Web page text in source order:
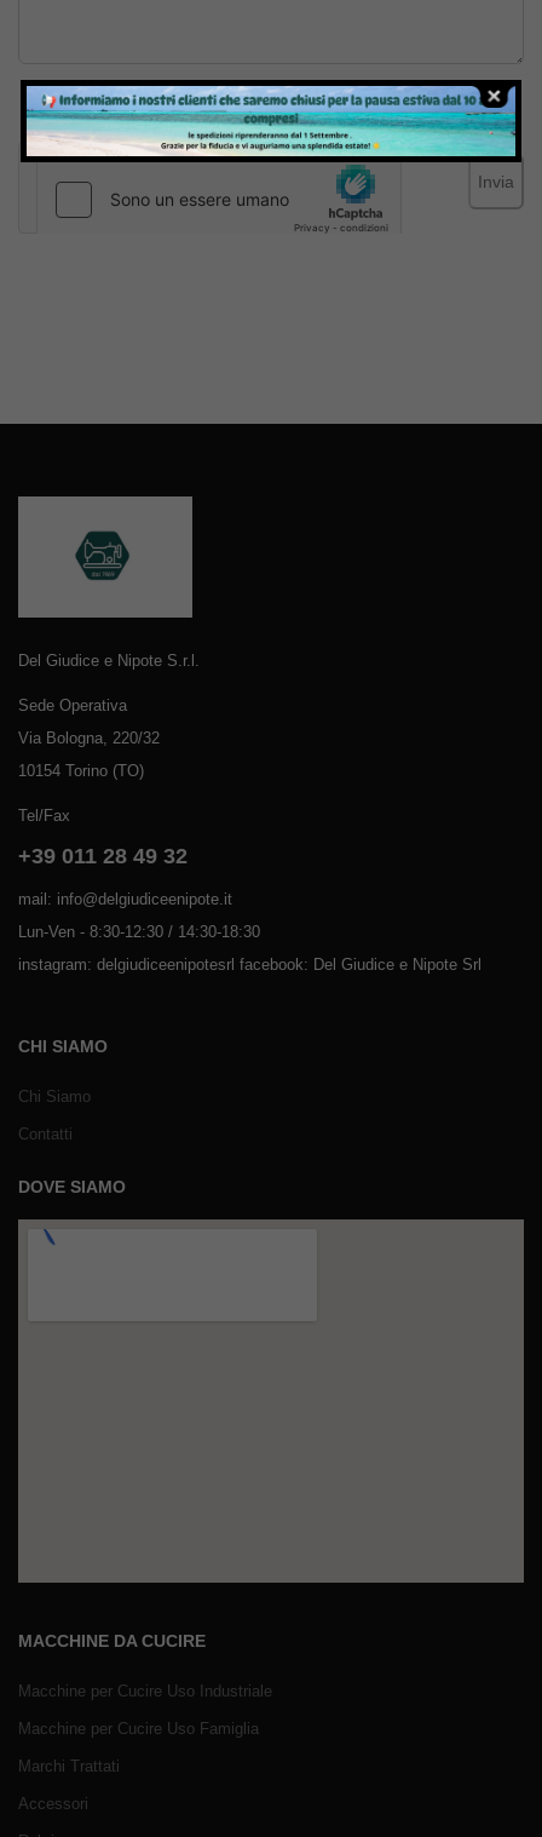
Inviando il messaggio confermo di aver letto e accettato
Termini e condizionidel sito web
Invia
Del Giudice e Nipote S.r.l.
Sede Operativa
Via Bologna, 220/32
10154 Torino (TO)
Tel/Fax
+39 011 28 49 32
mail: info@delgiudiceenipote.it
Lun-Ven - 8:30-12:30 / 14:30-18:30
instagram: delgiudiceenipotesrl facebook: Del Giudice e Nipote Srl
CHI SIAMO
Chi Siamo
Contatti
DOVE SIAMO
MACCHINE DA CUCIRE
Macchine per Cucire Uso Industriale
Macchine per Cucire Uso Famiglia
Marchi Trattati
Accessori